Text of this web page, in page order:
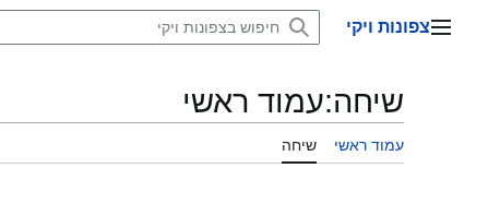
תפריט ראשיצפונות ויקי
שיחה:עמוד ראשי
עמוד ראשי שיחה